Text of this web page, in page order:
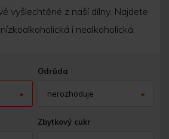
vyšlechtěné z naší dílny. Najdete
i nealkoholická.
Odrůda
nerozhoduje
Zbytkový cukr